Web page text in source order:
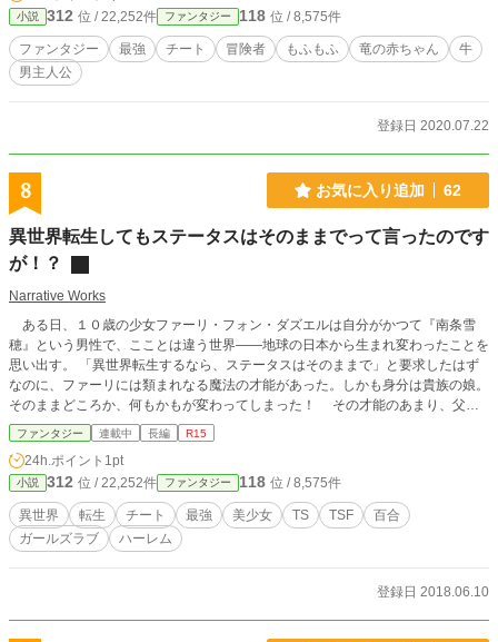
小説 312 位 / 22,252件 ファンタジー 118 位 / 8,575件
ファンタジー 最強 チート 冒険者 もふもふ 竜の赤ちゃん
牛
男主人公
登録日 2020.07.22
8 お気に入り追加 62
異世界転生してもステータスはそのままでって言ったのです
が！？
Narrative Works
ある日、１０歳の少女ファーリ・フォン・ダズエルは自分がかつて『南条雪
穂』という男性で、こことは違う世界――地球の日本から生まれ変わったことを
思い出す。 「異世界転生するなら、ステータスはそのままで」と要求したはず
なのに、ファーリには類まれなる魔法の才能があった。しかも身分は貴族の娘。
そのままどころか、何もかもが変わってしまった！ その才能のあまり、父親
の鶴の一声で『王立ハンター学園』へ通うことになったり。 入学試験では謎
の金髪美少女『リグレット』と仲良くなったり。 いざ入学してみればファー
リの姉で吸血鬼の『クエラ』やその友達の獣人『アンネ』とチームを結成した
り。 普通の生活を望んだはずが、ファーリの毎日はにぎやかなことばかり！
そうこれは、かつて南条雪穂だった少女『ファーリ』が、自分の魔法の才能と
向き合いながら剣と魔法の世界『ファンタズム』で生きていく物語。
ファンタジー 連載中 長編 R15
24h.ポイント 1pt
小説 312 位 / 22,252件 ファンタジー 118 位 / 8,575件
異世界 転生 チート 最強 美少女 TS TSF
百合
ガールズラブ
ハーレム
登録日 2018.06.10